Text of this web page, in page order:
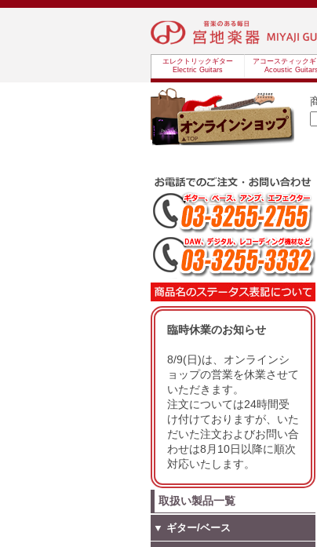
エレクトリックギター
Electric Guitars
アコースティック
Acoustic
臨時休業のお知らせ
8/9(日)は、オンラインシ
ョップの営業を休業させて
いただきます。
注文については24時間受
け付けておりますが、いた
だいた注文およびお問い合
わせは8月10日以降に順次
対応いたします。
取扱い製品一覧
▼ ギター/ベース